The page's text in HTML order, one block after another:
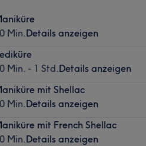
Min.Details anzeigen
Min. - 1 Std.Details anzeigen
mit Shellac
Min.Details anzeigen
mit French Shellac
Min.Details anzeigen